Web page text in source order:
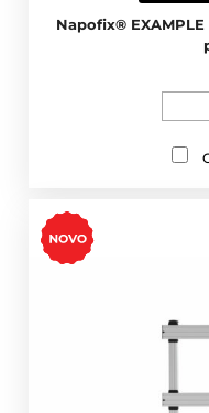
Napofix®